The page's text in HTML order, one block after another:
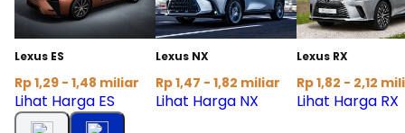
Lexus ES
Rp 1,29 - 1,48 miliar
Lihat Harga ES
Lexus NX
Rp 1,47 - 1,82 miliar
Lihat Harga NX
Lexus RX
Rp 1,82 - 2,12
Lihat Harga RX